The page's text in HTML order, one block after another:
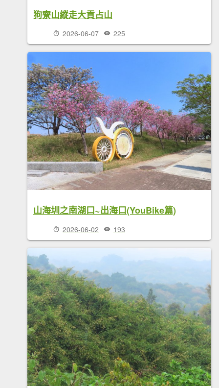
狗寮山縱走大貢占山
2026-06-07 225
山海圳之南湖口~出海口(YouBike篇)
2026-06-02 193